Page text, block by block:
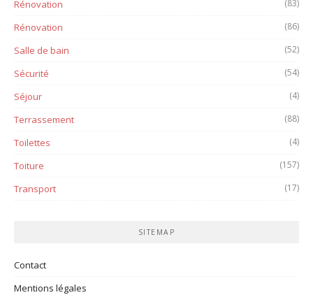
Rénovation (83)
Rénovation (86)
Salle de bain (52)
Sécurité (54)
Séjour (4)
Terrassement (88)
Toilettes (4)
Toiture (157)
Transport (17)
SITEMAP
Contact
Mentions légales